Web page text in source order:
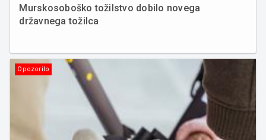
Murskosoboško tožilstvo dobilo novega
državnega tožilca
Opozorilo